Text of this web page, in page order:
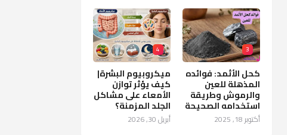
3
كحل الأثمد: فوائده
المذهلة للعين
والرموش وطريقة
استخدامه الصحيحة
أكتوبر 18, 2025
4
ميكروبيوم البشرة|
كيف يؤثر توازن
الأمعاء على مشاكل
الجلد المزمنة؟
أبريل 30, 2026